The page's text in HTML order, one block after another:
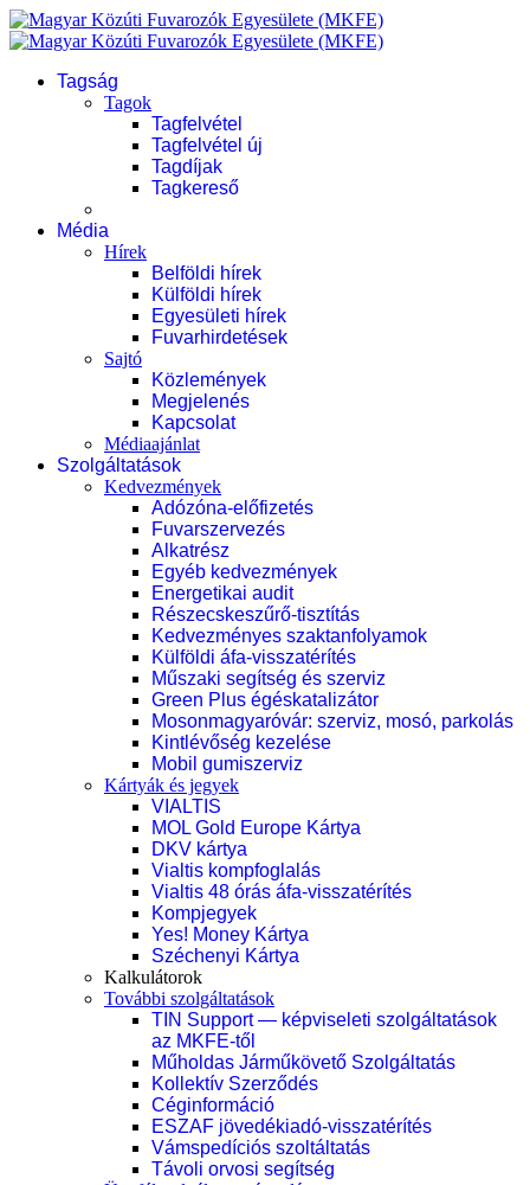
Tagság
Tagok
Tagfelvétel
Tagfelvétel új
Tagdíjak
Tagkereső
Média
Hírek
Belföldi hírek
Külföldi hírek
Egyesületi hírek
Fuvarhirdetések
Sajtó
Közlemények
Megjelenés
Kapcsolat
Médiaajánlat
Szolgáltatások
Kedvezmények
Adózóna-előfizetés
Fuvarszervezés
Alkatrész
Egyéb kedvezmények
Energetikai audit
Részecskeszűrő-tisztítás
Kedvezményes szaktanfolyamok
Külföldi áfa-visszatérítés
Műszaki segítség és szerviz
Green Plus égéskatalizátor
Mosonmagyaróvár: szerviz, mosó, parkolás
Kintlévőség kezelése
Mobil gumiszerviz
Kártyák és jegyek
VIALTIS
MOL Gold Europe Kártya
DKV kártya
Vialtis kompfoglalás
Vialtis 48 órás áfa-visszatérítés
Kompjegyek
Yes! Money Kártya
Széchenyi Kártya
Kalkulátorok
További szolgáltatások
TIN Support — képviseleti szolgáltatások
az MKFE-től
Műholdas Járműkövető Szolgáltatás
Kollektív Szerződés
Céginformáció
ESZAF jövedékiadó-visszatérítés
Vámspedíciós szoltáltatás
Távoli orvosi segítség